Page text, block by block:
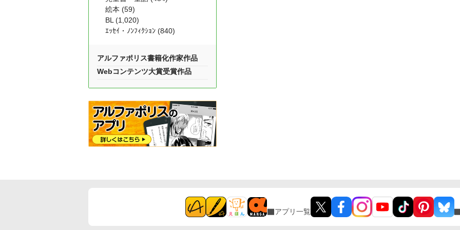
絵本 (59)
BL (1,020)
ｴｯｾｲ・ﾉﾝﾌｨｸｼｮﾝ (840)
アルファポリス書籍化作家作品
Webコンテンツ大賞受賞作品
アプリ一覧